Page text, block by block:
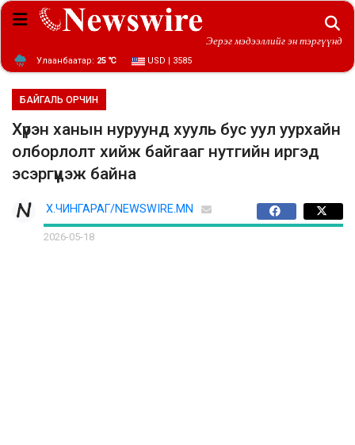
Эерэг мэдээллийг эн тэргүүнд
Улаанбаатар: 25 ℃ USD | 3585
БАЙГАЛЬ ОРЧИН
Хүрэн ханын нуруунд хууль бус уул уурхайн
олборлолт хийж байгааг нутгийн иргэд
эсэргүүцэж байна
Х.ЧИНГАРАГ/NEWSWIRE.MN
2026-05-18